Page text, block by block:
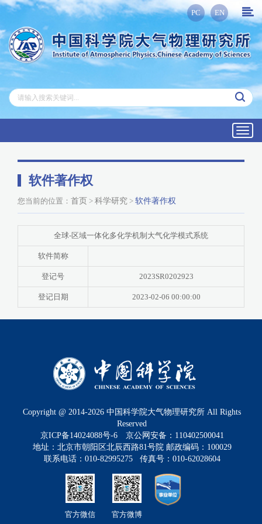
PC EN
软件著作权
您当前的位置： 首页 > 科学研究 > 软件著作权
全球-区域一体化多化学机制大气化学模式系统
软件简称
登记号 2023SR0202923
登记日期 2023-02-06 00:00:00
Copyright @ 2014-2026 中国科学院大气物理研究所 All Rights
Reserved
京ICP备14024088号-6
京公网安备：110402500041
地址：北京市朝阳区北辰西路81号院 邮政编码：100029
联系电话：010-82995275 传真号：010-62028604
官方微信 官方微博